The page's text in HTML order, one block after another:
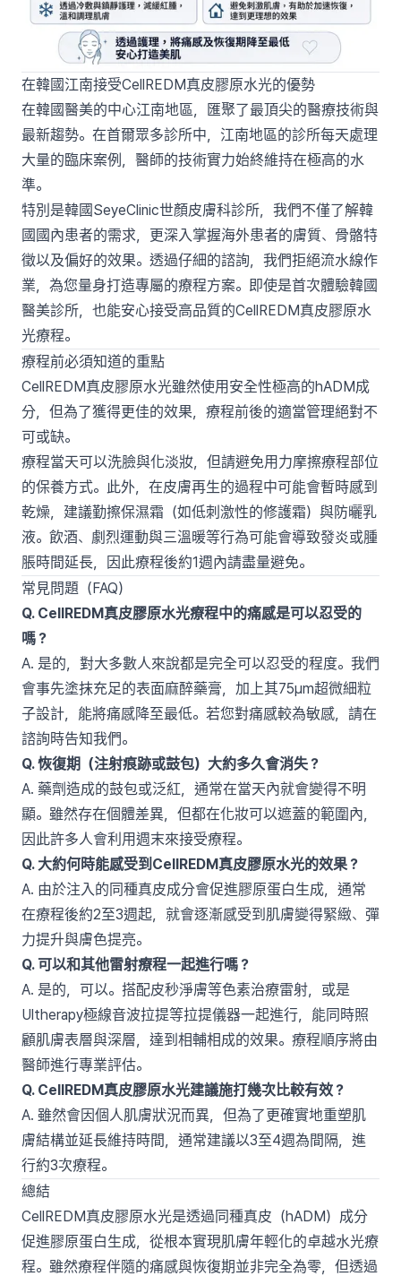
在韓國江南接受CellREDM真皮膠原水光的優勢
在韓國醫美的中心江南地區，匯聚了最頂尖的醫療技術與
最新趨勢。在首爾眾多診所中，江南地區的診所每天處理
大量的臨床案例，醫師的技術實力始終維持在極高的水
準。
特別是韓國SeyeClinic世顏皮膚科診所，我們不僅了解韓
國國內患者的需求，更深入掌握海外患者的膚質、骨骼特
徵以及偏好的效果。透過仔細的諮詢，我們拒絕流水線作
業，為您量身打造專屬的療程方案。即使是首次體驗韓國
醫美診所，也能安心接受高品質的CellREDM真皮膠原水
光療程。
療程前必須知道的重點
CellREDM真皮膠原水光雖然使用安全性極高的hADM成
分，但為了獲得更佳的效果，療程前後的適當管理絕對不
可或缺。
療程當天可以洗臉與化淡妝，但請避免用力摩擦療程部位
的保養方式。此外，在皮膚再生的過程中可能會暫時感到
乾燥，建議勤擦保濕霜（如低刺激性的修護霜）與防曬乳
液。飲酒、劇烈運動與三溫暖等行為可能會導致發炎或腫
脹時間延長，因此療程後約1週內請盡量避免。
常見問題（FAQ）
Q. CellREDM真皮膠原水光療程中的痛感是可以忍受的
嗎？
A. 是的，對大多數人來說都是完全可以忍受的程度。我們
會事先塗抹充足的表面麻醉藥膏，加上其75µm超微細粒
子設計，能將痛感降至最低。若您對痛感較為敏感，請在
諮詢時告知我們。
Q. 恢復期（注射痕跡或鼓包）大約多久會消失？
A. 藥劑造成的鼓包或泛紅，通常在當天內就會變得不明
顯。雖然存在個體差異，但都在化妝可以遮蓋的範圍內，
因此許多人會利用週末來接受療程。
Q. 大約何時能感受到CellREDM真皮膠原水光的效果？
A. 由於注入的同種真皮成分會促進膠原蛋白生成，通常
在療程後約2至3週起，就會逐漸感受到肌膚變得緊緻、彈
力提升與膚色提亮。
Q. 可以和其他雷射療程一起進行嗎？
A. 是的，可以。搭配皮秒淨膚等色素治療雷射，或是
Ultherapy極線音波拉提等拉提儀器一起進行，能同時照
顧肌膚表層與深層，達到相輔相成的效果。療程順序將由
醫師進行專業評估。
Q. CellREDM真皮膠原水光建議施打幾次比較有效？
A. 雖然會因個人肌膚狀況而異，但為了更確實地重塑肌
膚結構並延長維持時間，通常建議以3至4週為間隔，進
行約3次療程。
總結
CellREDM真皮膠原水光是透過同種真皮（hADM）成分
促進膠原蛋白生成，從根本實現肌膚年輕化的卓越水光療
程。雖然療程伴隨的痛感與恢復期並非完全為零，但透過